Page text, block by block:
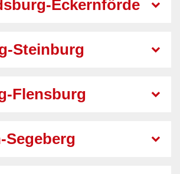
Eckernförde
Steinburg
Flensburg
Segeberg